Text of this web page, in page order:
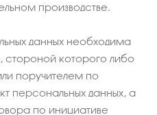
производстве.
данных необходима
стороной которого либо
поручителем по
персональных данных, а
по инициативе